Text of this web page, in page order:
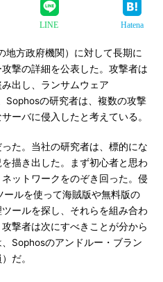
LINE Hatena
方政府機関）に対して長期に
撃の詳細を公表した。攻撃者は
出し、ランサムウェア
Sophosの研究者は、複数の攻撃
ーバに侵入したと考えている。
た。当社の研究者は、標的にな
描き出した。まず初心者と思わ
ットワークをのぞき回った。侵
ールを使って海賊版や無料版の
ールを探し、それらを組み合わ
撃者は次にすべきことが分から
Sophosのアンドルー・ブラン
だ。